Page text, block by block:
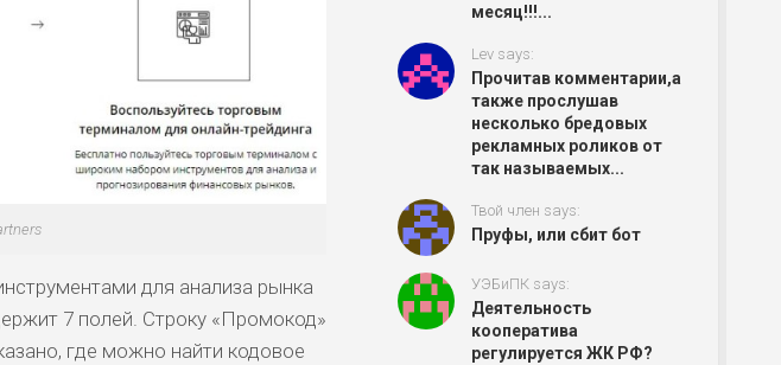
для анализа рынка
7 полей. Строку «Промокод»
где можно найти кодовое
месяц!!!...
Lev says:
Прочитав комментарии,а
также прослушав
несколько бредовых
рекламных роликов от
так называемых...
Твой член says:
Пруфы, или сбит бот
УЭБиПК says:
Деятельность
кооператива
регулируется ЖК РФ?